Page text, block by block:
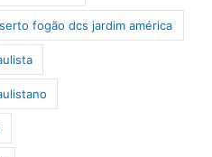
fogão dcs jardim américa